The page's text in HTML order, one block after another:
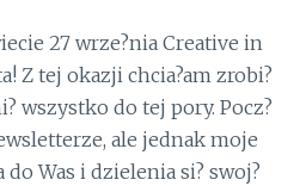
27 wrze?nia Creative in
Z tej okazji chcia?am zrobi?
wszystko do tej pory. Pocz?
ale jednak moje
Was i dzielenia si? swoj?